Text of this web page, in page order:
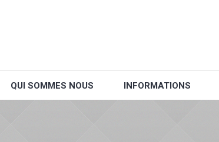
QUI SOMMES NOUS INFORMATIONS